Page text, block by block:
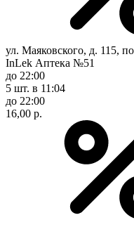
ул. Маяковского, д. 115,
InLek Аптека №51
до 22:00
5 шт. в 11:04
до 22:00
16,00 р.